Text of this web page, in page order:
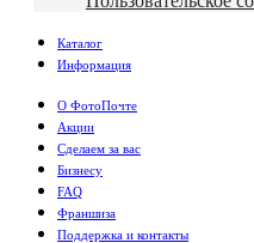
Каталог
Информация
О ФотоПочте
Акции
Сделаем за вас
Бизнесу
FAQ
Франшиза
Поддержка и контакты